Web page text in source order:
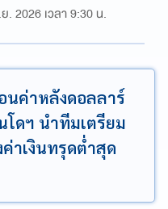
. 2026 เวลา 9:30 น.
นค่าหลังดอลลาร์
ดฯ นำทีมเตรียม
าเงินทรุดต่ำสุด